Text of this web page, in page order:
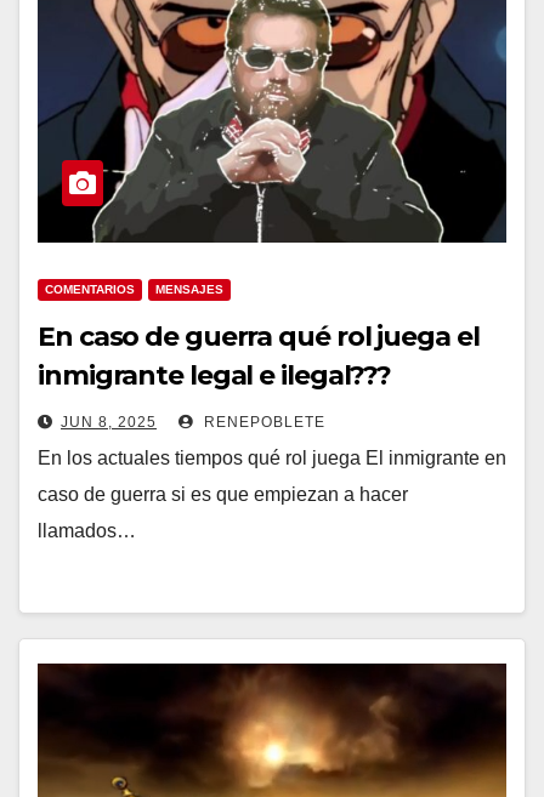
COMENTARIOS MENSAJES
En caso de guerra qué rol juega el
inmigrante legal e ilegal???
JUN 8, 2025 RENEPOBLETE
En los actuales tiempos qué rol juega El inmigrante en
caso de guerra si es que empiezan a hacer
llamados…